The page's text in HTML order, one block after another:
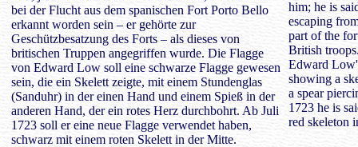
bei der Flucht aus dem spanischen Fort Porto Bello
erkannt worden sein – er gehörte zur
Geschützbesatzung des Forts – als dieses von
britischen Truppen angegriffen wurde. Die Flagge
von Edward Low soll eine schwarze Flagge gewesen
sein, die ein Skelett zeigte, mit einem Stundenglas
(Sanduhr) in der einen Hand und einem Spieß in der
anderen Hand, der ein rotes Herz durchbohrt. Ab Juli
1723 soll er eine neue Flagge verwendet haben,
schwarz mit einem roten Skelett in der Mitte.
him; he is
escaping
part of the
British
Edward
showing a
a spear
1723 he is
red skeleton